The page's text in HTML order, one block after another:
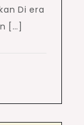
Di era
[…]